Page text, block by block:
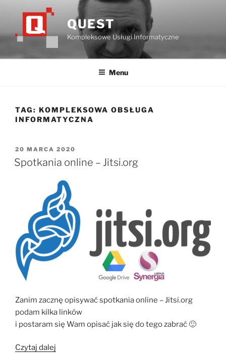
QUEST
Kompleksowe Usługi Informatyczne
Menu
TAG: KOMPLEKSOWA OBSŁUGA
INFORMATYCZNA
OPUBLIKOWANE
W
20 MARCA 2020
Spotkania online – Jitsi.org
Zanim zacznę opisywać spotkania online – Jitsi.org
podam kilka linków
i postaram się Wam opisać jak się do tego zabrać 🙂
Czytaj dalej